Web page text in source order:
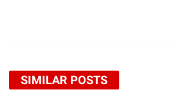
SIMILAR POSTS